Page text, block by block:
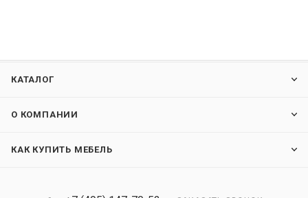
КАТАЛОГ
О КОМПАНИИ
КАК КУПИТЬ МЕБЕЛЬ